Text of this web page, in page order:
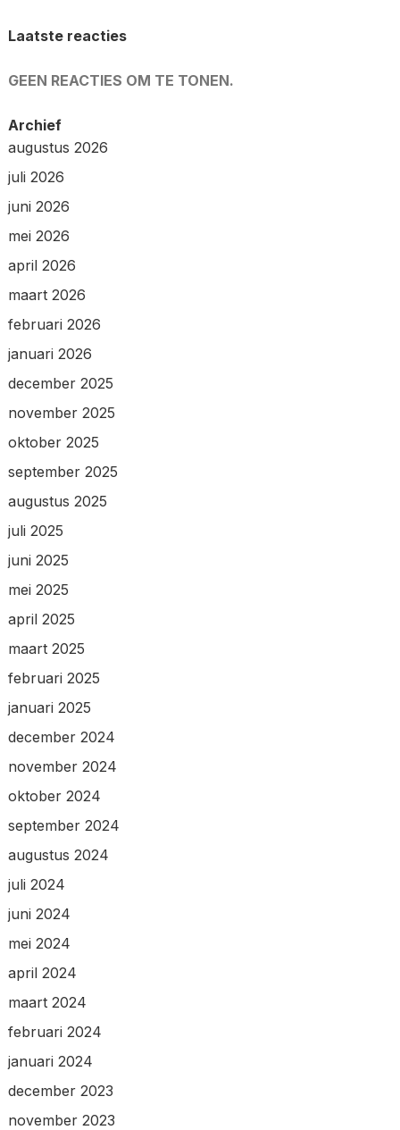
Laatste reacties
GEEN REACTIES OM TE TONEN.
Archief
augustus 2026
juli 2026
juni 2026
mei 2026
april 2026
maart 2026
februari 2026
januari 2026
december 2025
november 2025
oktober 2025
september 2025
augustus 2025
juli 2025
juni 2025
mei 2025
april 2025
maart 2025
februari 2025
januari 2025
december 2024
november 2024
oktober 2024
september 2024
augustus 2024
juli 2024
juni 2024
mei 2024
april 2024
maart 2024
februari 2024
januari 2024
december 2023
november 2023